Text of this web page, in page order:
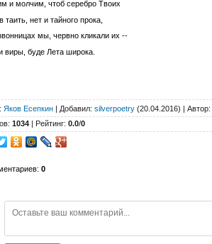
и молчим, чтоб серебро Твоих
таить, нет и тайного прока,
мы, червно кликали их --
виры, буде Лета широка.
: Яков Есепкин | Добавил: silverpoetry (20.04.2016) | Автор:
: 1034 | Рейтинг: 0.0/0
: 0